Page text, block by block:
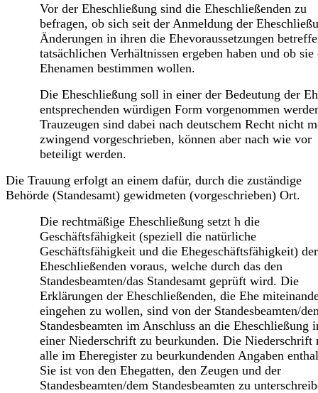
Vor der Eheschließung sind die Eheschließenden zu
befragen, ob sich seit der Anmeldung der
Änderungen in ihren die Ehevoraussetzungen
tatsächlichen Verhältnissen ergeben haben und ob sie
Ehenamen bestimmen wollen.
Die Eheschließung soll in einer der Bedeutung der
entsprechenden würdigen Form vorgenommen
Trauzeugen sind dabei nach deutschem Recht nicht
zwingend vorgeschrieben, können aber nach wie vor
beteiligt werden.
Die Trauung erfolgt an einem dafür, durch die zuständige
Behörde (Standesamt) gewidmeten (vorgeschrieben) Ort.
Die rechtmäßige Eheschließung setzt h die
Geschäftsfähigkeit (speziell die natürliche
Geschäftsfähigkeit und die Ehegeschäftsfähigkeit) der
Eheschließenden voraus, welche durch das den
Standesbeamten/das Standesamt geprüft wird. Die
Erklärungen der Eheschließenden, die Ehe
eingehen zu wollen, sind von der Standesbeamten/
Standesbeamten im Anschluss an die Eheschließung
einer Niederschrift zu beurkunden. Die Niederschrift
alle im Eheregister zu beurkundenden Angaben
Sie ist von den Ehegatten, den Zeugen und der
Standesbeamten/dem Standesbeamten zu